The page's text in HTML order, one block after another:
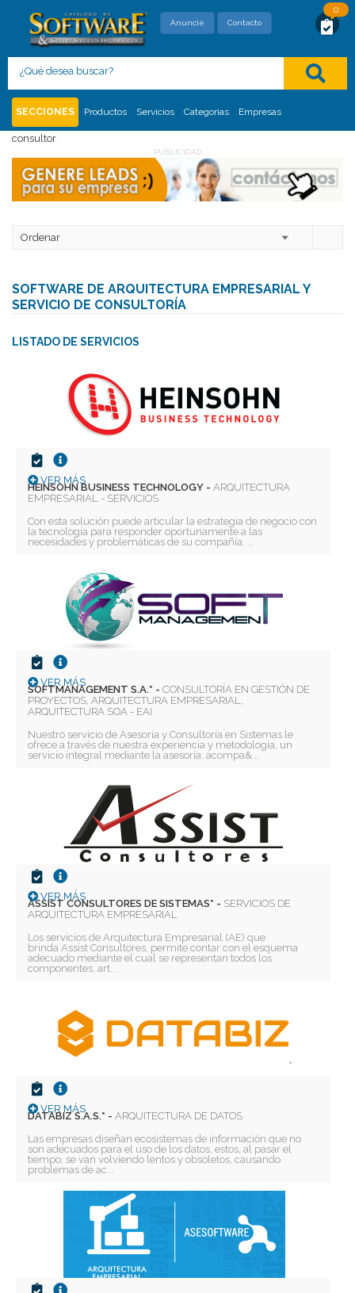
Con este formato usted está solicitando,
directamente al proveedor, mayor información
Deseo recibir información de otros Productos /
Al enviar este formulario aceptas nuestra
política de tratamiento datos personales.
Anuncie Contacto
0
SECCIONES Productos Servicios Categorias Empresas
Inicio
Sistemas e Infraestructura IT (Servicios Relacionados)
Categorías
Software de arquitectura empresarial y servicio de
consultor
PUBLICIDAD
SOFTWARE DE ARQUITECTURA EMPRESARIAL Y
SERVICIO DE CONSULTORÍA
LISTADO DE SERVICIOS
VER MÁS
HEINSOHN BUSINESS TECHNOLOGY -ARQUITECTURA
EMPRESARIAL - SERVICIOS
Con esta solución puede articular la estrategia de negocio con
la tecnología para responder oportunamente a las
necesidades y problemáticas de su compañía. ...
VER MÁS
SOFTMANAGEMENT S.A.* -CONSULTORÍA EN GESTIÓN DE
PROYECTOS, ARQUITECTURA EMPRESARIAL,
ARQUITECTURA SOA - EAI
Nuestro servicio de Asesoría y Consultoría en Sistemas le
ofrece a través de nuestra experiencia y metodología, un
servicio integral mediante la asesoría, acompa&...
VER MÁS
ASSIST CONSULTORES DE SISTEMAS* - SERVICIOS DE
ARQUITECTURA EMPRESARIAL
Los servicios de Arquitectura Empresarial (AE) que
brinda Assist Consultores, permite contar con el esquema
adecuado mediante el cual se representan todos los
componentes, art...
VER MÁS
DATABIZ S.A.S.* -ARQUITECTURA DE DATOS
Las empresas diseñan ecosistemas de información que no
son adecuados para el uso de los datos, estos, al pasar el
tiempo, se van volviendo lentos y obsoletos, causando
problemas de ac...